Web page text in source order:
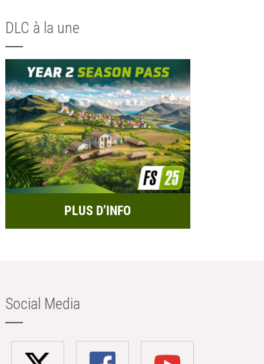
DLC à la une
PLUS D’INFO
Social Media